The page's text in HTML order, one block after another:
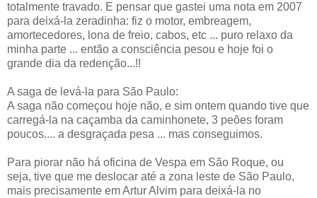
totalmente travado. E pensar que gastei uma nota em 2007
para deixá-la zeradinha: fiz o motor, embreagem,
amortecedores, lona de freio, cabos, etc ... puro relaxo da
minha parte ... então a consciência pesou e hoje foi o
grande dia da redenção...!!
A saga de levá-la para São Paulo:
A saga não começou hoje não, e sim ontem quando tive que
carregá-la na caçamba da caminhonete, 3 peões foram
poucos.... a desgraçada pesa ... mas conseguimos.
Para piorar não há oficina de Vespa em São Roque, ou
seja, tive que me deslocar até a zona leste de São Paulo,
mais precisamente em Artur Alvim para deixá-la no